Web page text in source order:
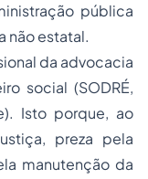
pública
não estatal.
da advocacia
social (SODRÉ,
). Isto porque, ao
preza pela
manutenção da